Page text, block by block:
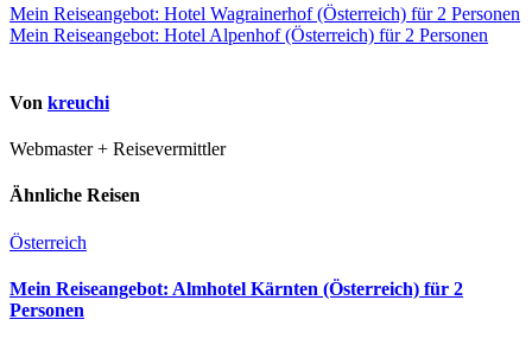
Beitragsnavigation
Mein Reiseangebot: Hotel Wagrainerhof (Österreich) für 2 Personen
Mein Reiseangebot: Hotel Alpenhof (Österreich) für 2 Personen
Von kreuchi
Webmaster + Reisevermittler
Ähnliche Reisen
Österreich
Mein Reiseangebot: Almhotel Kärnten (Österreich) für 2
Personen